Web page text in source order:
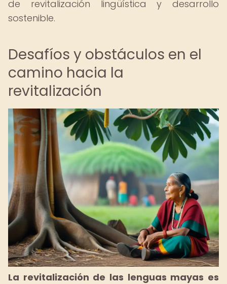
de revitalización lingüística y desarrollo
sostenible.
Desafíos y obstáculos en el
camino hacia la
revitalización
La revitalización de las lenguas mayas es